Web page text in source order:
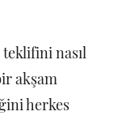
nasıl
akşam
herkes